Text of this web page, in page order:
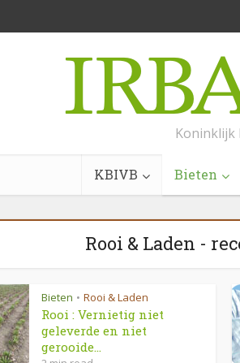
Koninklijk
KBIVB Bieten
Rooi & Laden -
Bieten • Rooi & Laden
Rooi : Vernietig niet
geleverde en niet
gerooide...